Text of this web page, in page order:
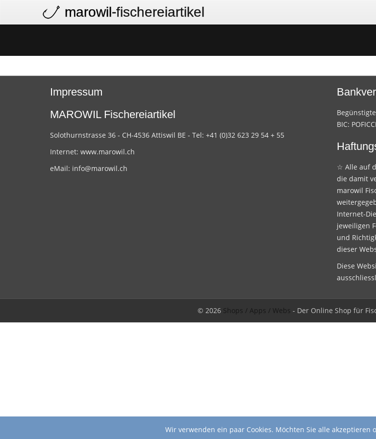
marowil-fischereiartikel
Impressum
MAROWIL Fischereiartikel
Solothurnstrasse 36 - CH-4536 Attiswil BE - Tel: +41 (0)32 623 29 54 + 55
Internet: www.marowil.ch
eMail: info@marowil.ch
BIC:
☆ Alle auf
die damit
marowil
Internet-
jeweiligen
und
dieser
Diese
© 2026 Shops / Apps / Webs - Der Online Shop für
Wir verwenden ein paar Cookies. Möchten Sie alle